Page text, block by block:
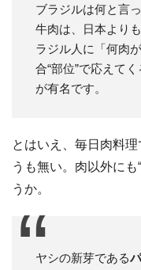
ブラジルは何と言
牛肉は、日本より
ラジル人に「何肉
合“部位”で応えてく
が有名です。
とはいえ、毎日肉料
うも無い。肉以外に
うか。
ヤシの新芽である